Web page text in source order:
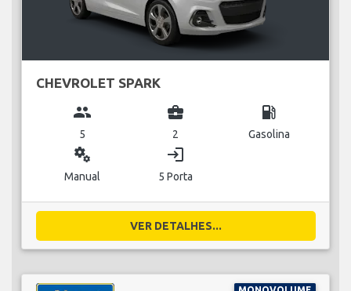
CHEVROLET SPARK
group
5
business_center
2
local_gas_station
Gasolina
miscellaneous_services
Manual
login
5 Porta
VER DETALHES...